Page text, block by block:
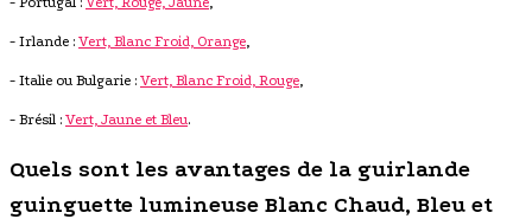
- Irlande : Vert, Blanc Froid, Orange,
- Italie ou Bulgarie : Vert, Blanc Froid, Rouge,
- Brésil : Vert, Jaune et Bleu.
Quels sont les avantages de la guirlande
guinguette lumineuse Blanc Chaud, Bleu et